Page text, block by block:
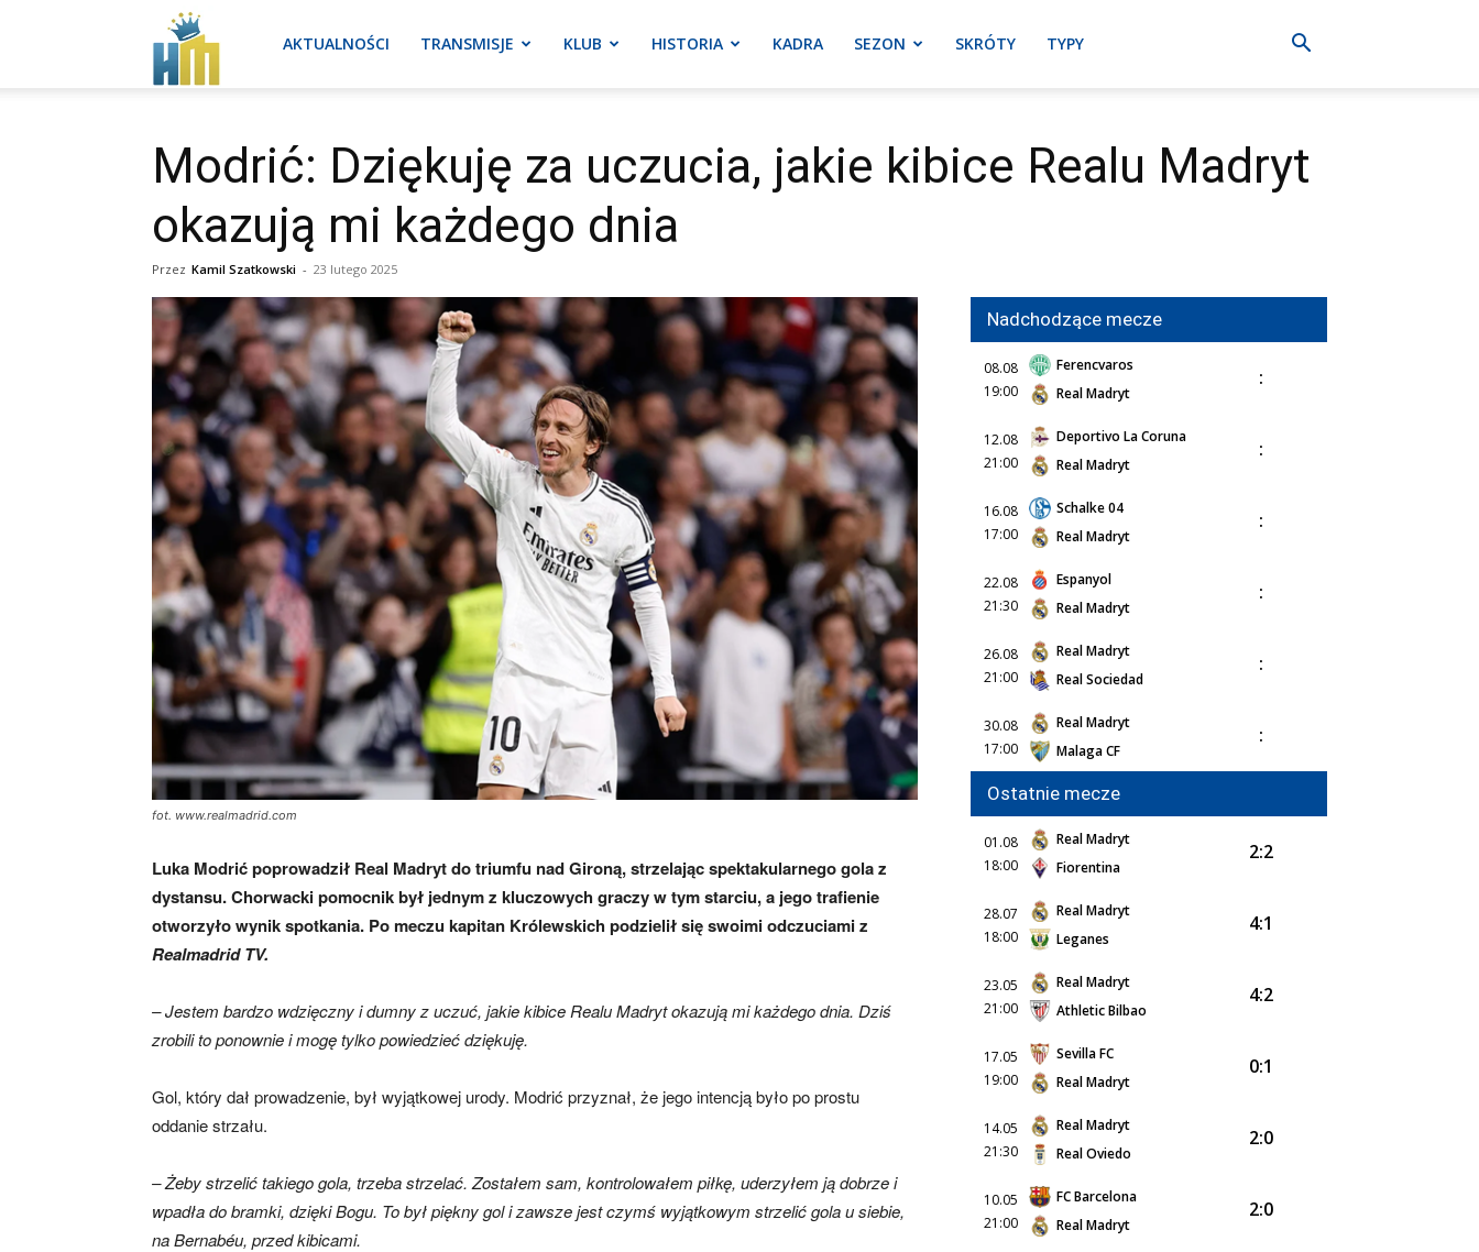
Real
aktualności
AKTUALNOŚCI TRANSMISJE KLUB HISTORIA KADRA SEZON SKRÓTY TYPY
Modrić: Dziękuję za uczucia, jakie kibice Realu Madryt
okazują mi każdego dnia
Przez Kamil Szatkowski - 23 lutego 2025
fot. www.realmadrid.com
Luka Modrić poprowadził Real Madryt do triumfu nad Gironą, strzelając spektakularnego gola z
dystansu. Chorwacki pomocnik był jednym z kluczowych graczy w tym starciu, a jego trafienie
otworzyło wynik spotkania. Po meczu kapitan Królewskich podzielił się swoimi odczuciami z
Realmadrid TV.
– Jestem bardzo wdzięczny i dumny z uczuć, jakie kibice Realu Madryt okazują mi każdego dnia. Dziś
zrobili to ponownie i mogę tylko powiedzieć dziękuję.
Gol, który dał prowadzenie, był wyjątkowej urody. Modrić przyznał, że jego intencją było po prostu
oddanie strzału.
– Żeby strzelić takiego gola, trzeba strzelać. Zostałem sam, kontrolowałem piłkę, uderzyłem ją dobrze i
wpadła do bramki, dzięki Bogu. To był piękny gol i zawsze jest czymś wyjątkowym strzelić gola u siebie,
na Bernabéu, przed kibicami.
Nadchodzące mecze
08.08
19:00
Ferencvaros
Real Madryt
:
12.08
21:00
Deportivo La Coruna
Real Madryt
:
16.08
17:00
Schalke 04
Real Madryt
:
22.08
21:30
Espanyol
Real Madryt
:
26.08
21:00
Real Madryt
Real Sociedad
:
30.08
17:00
Real Madryt
Malaga CF
:
Ostatnie mecze
01.08
18:00
Real Madryt
Fiorentina
2:2
28.07
18:00
Real Madryt
Leganes
4:1
23.05
21:00
Real Madryt
Athletic Bilbao
4:2
17.05
19:00
Sevilla FC
Real Madryt
0:1
14.05
21:30
Real Madryt
Real Oviedo
2:0
10.05
21:00
FC Barcelona
Real Madryt
2:0